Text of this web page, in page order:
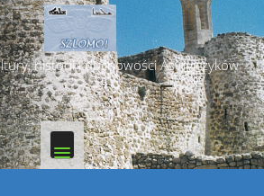
historii i duchowości Asyryjczyków